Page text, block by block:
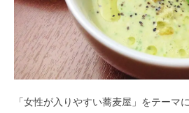
「女性が入りやすい蕎麦屋」をテーマ